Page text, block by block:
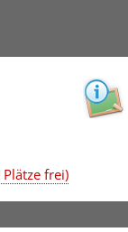
Plätze frei)